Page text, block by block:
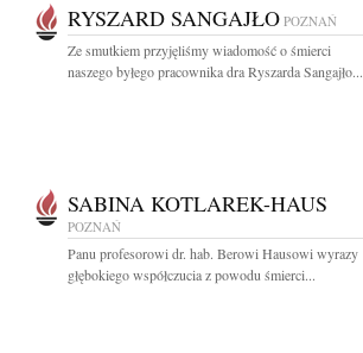
RYSZARD SANGAJŁO POZNAŃ
Ze smutkiem przyjęliśmy wiadomość o śmierci
naszego byłego pracownika dra Ryszarda Sangajło...
SABINA KOTLAREK-HAUS
POZNAŃ
Panu profesorowi dr. hab. Berowi Hausowi wyrazy
głębokiego współczucia z powodu śmierci...